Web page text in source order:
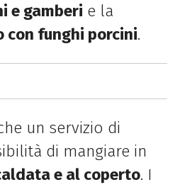
e gamberi e la
funghi porcini.
un servizio di
di mangiare in
e al coperto. I